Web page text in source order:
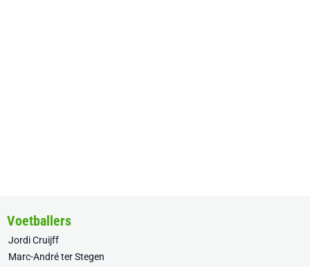
Voetballers
Jordi Cruijff
Marc-André ter Stegen